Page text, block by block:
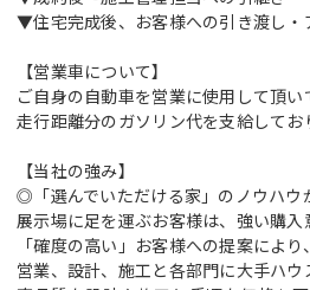
▼住宅完成後、お客様への引き渡し・
【営業車について】
ご自身の自動車を営業に使用して頂い
走行距離分のガソリン代を支給してお
【当社の強み】
◎「選んでいただける家」のノウハウ
展示場に足を運ぶお客様は、強い購
「確度の高い」お客様への提案によ
営業、設計、施工と各部門に大手ハ